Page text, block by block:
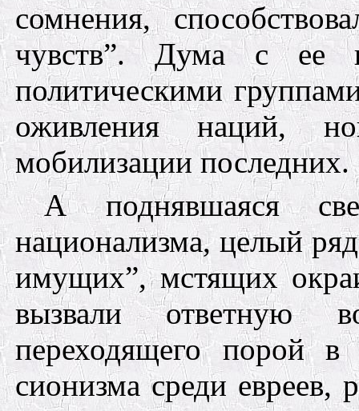
сомнения,
чувств”. Дума с ее
политическимигрупп
оживления наций,
мобилизации последних.
А поднявшаяся
национализма, целый
имущих”,мстящих
вызвали ответную
переходящего порой
сионизма среди